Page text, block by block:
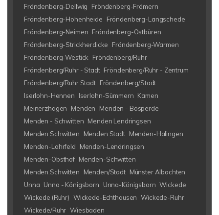
Fröndenberg-Dellwig
Fröndenberg-Frömern
Fröndenberg-Hohenheide
Fröndenberg-Langschede
Fröndenberg-Neimen Fröndenberg-Ostbüren
Fröndenberg-Strickherdicke
Fröndenberg-Warmen
Fröndenberg-Westick
Fröndenberg/Ruhr
Fröndenberg/Ruhr - Stadt Fröndenberg/Ruhr - Zentrum
Fröndenberg/Ruhr Stadt Fröndenberg/Stadt
Iserlohn-Hennen
Iserlohn-Sümmern Kamen
Meinerzhagen
Menden
Menden - Bösperde
Menden - Schwitten Menden Lendringsen
Menden Schwitten
Menden Stadt Menden-Halingen
Menden-Lahrfeld
Menden-Lendringsen
Menden-Obsthof Menden-Schwitten
Menden.Schwitten
Menden/Stadt Münster Albachten
Unna Unna - Königsborn Unna-Königsborn Wickede
Wickede (Ruhr) Wickede-Echthausen Wickede-Ruhr
Wickede/Ruhr Wiesbaden